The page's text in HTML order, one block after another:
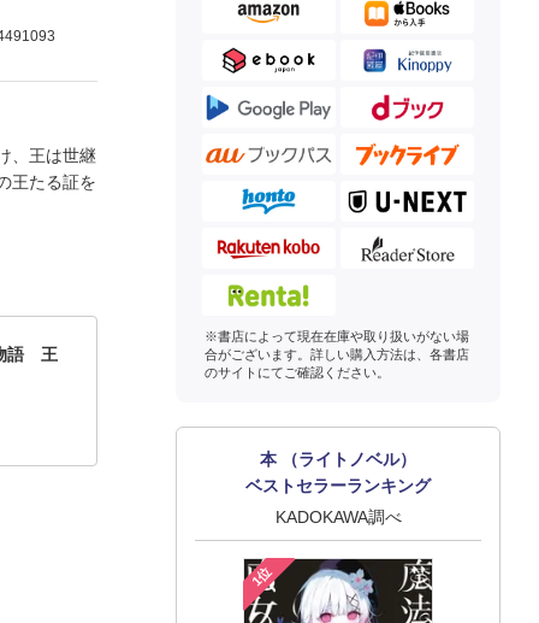
、王は世継
王たる証を
語 王
※書店によって現在在庫や取り扱いがない場
合がございます。詳しい購入方法は、各書店
のサイトにてご確認ください。
本 （ライトノベル）
ベストセラーランキング
KADOKAWA調べ
1位